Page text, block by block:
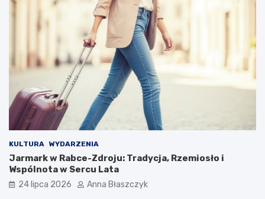
KULTURA WYDARZENIA
Jarmark w Rabce-Zdroju: Tradycja, Rzemiosło i
Wspólnota w Sercu Lata
24 lipca 2026 Anna Błaszczyk